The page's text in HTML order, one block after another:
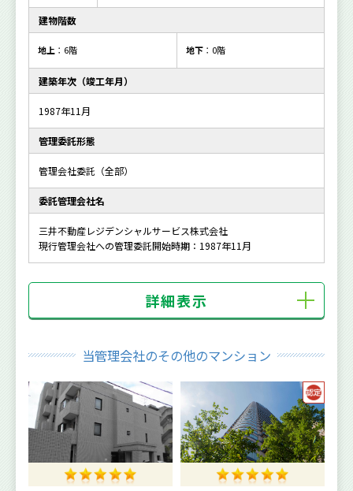
建物階数
地上 ：6階 地下：0階
建築年次（竣工年月）
1987年11月
管理委託形態
管理会社委託（全部）
委託管理会社名
三井不動産レジデンシャルサービス株式会社
現行管理会社への管理委託開始時期：1987年11月
詳細表示
当管理会社のその他のマンション